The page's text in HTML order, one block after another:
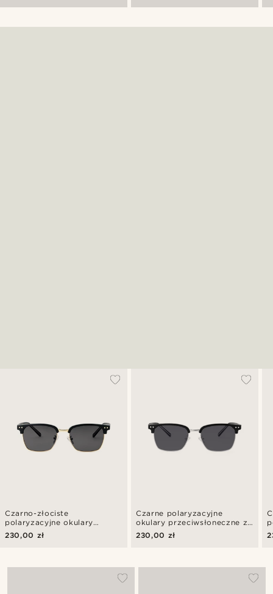
Czarno-złociste
polaryzacyjne okulary
przeciwsłoneczne z linią
brwi
230,00 zł
Czarne polaryzacyjne
okulary przeciwsłoneczne z
linią brwi
230,00 zł